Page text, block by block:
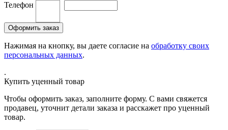
Телефон
Нажимая на кнопку, вы даете согласие на обработку своих
персональных данных.
.
Купить уценный товар
Чтобы оформить заказ, заполните форму. С вами свяжется
продавец, уточнит детали заказа и расскажет про уценный
товар.